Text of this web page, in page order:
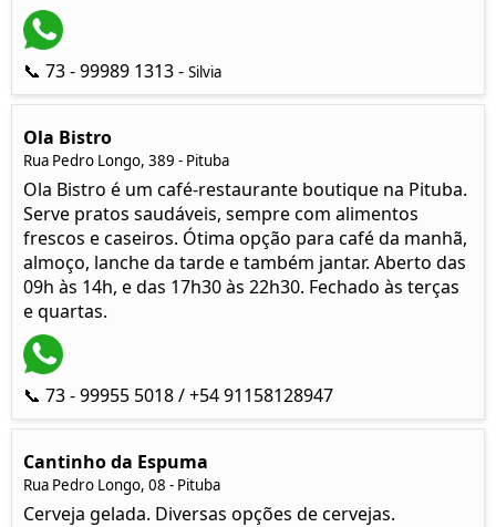
📞 73 - 99989 1313 - Silvia
Ola Bistro
Rua Pedro Longo, 389 - Pituba
Ola Bistro é um café-restaurante boutique na Pituba.
Serve pratos saudáveis, sempre com alimentos
frescos e caseiros. Ótima opção para café da manhã,
almoço, lanche da tarde e também jantar. Aberto das
09h às 14h, e das 17h30 às 22h30. Fechado às terças
e quartas.
📞 73 - 99955 5018 / +54 91158128947
Cantinho da Espuma
Rua Pedro Longo, 08 - Pituba
Cerveja gelada. Diversas opções de cervejas.